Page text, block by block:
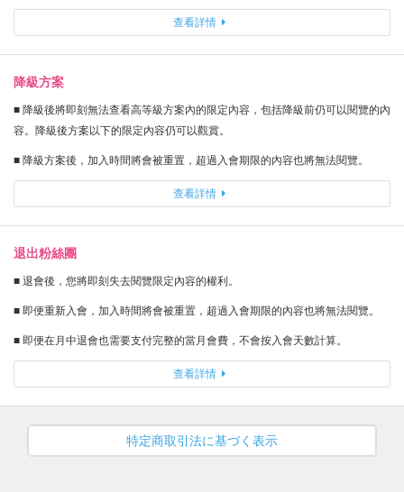
查看詳情
降級方案
■ 降級後將即刻無法查看高等級方案內的限定內容，包括降級前仍可以閱覽的內
容。降級後方案以下的限定內容仍可以觀賞。
■ 降級方案後，加入時間將會被重置，超過入會期限的內容也將無法閱覽。
查看詳情
退出粉絲團
■ 退會後，您將即刻失去閱覽限定內容的權利。
■ 即便重新入會，加入時間將會被重置，超過入會期限的內容也將無法閱覽。
■ 即便在月中退會也需要支付完整的當月會費，不會按入會天數計算。
查看詳情
特定商取引法に基づく表示